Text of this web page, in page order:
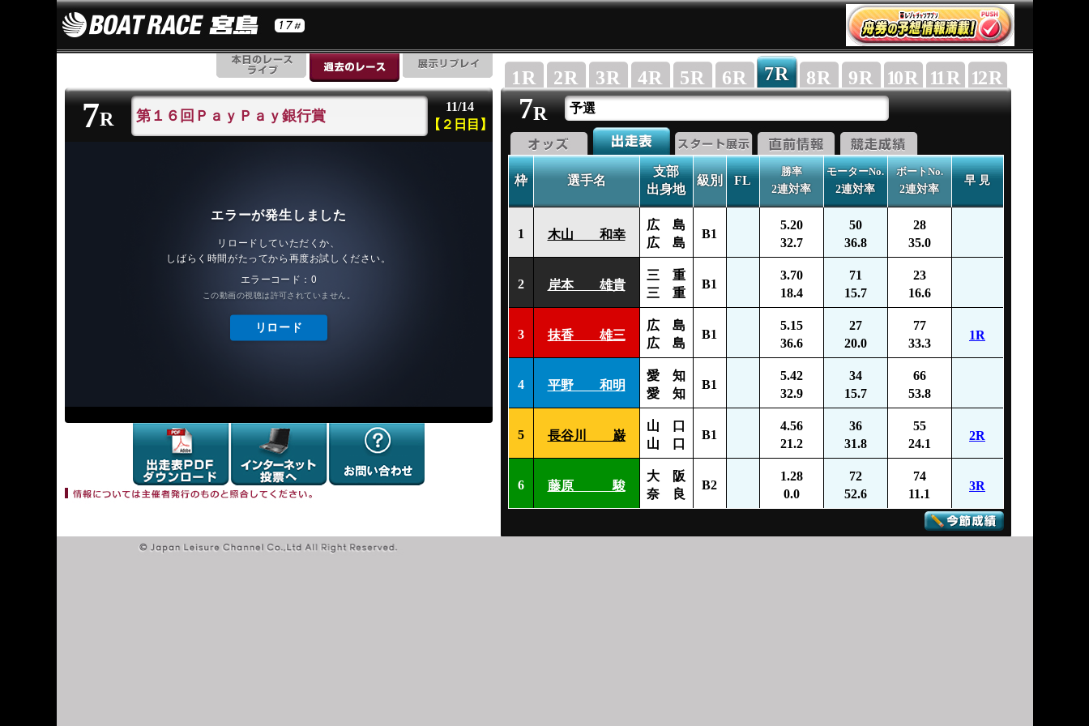
7 R 第１６回ＰａｙＰａｙ銀行賞
11/14
【２日目】
1R 2R 3R 4R 5R 6R 7R 8R 9R 10R 11R 12R
7R 予選
枠 選手名
支部
出身地
級別 FL
勝率
2連対率
モーターNo.
2連対率
ボートNo.
2連対率
早 見
1 木山 和幸
広 島
広 島
B1
5.20
32.7
50
36.8
28
35.0
2 岸本 雄貴
三 重
三 重
B1
3.70
18.4
71
15.7
23
16.6
3 抹香 雄三
広 島
広 島
B1
5.15
36.6
27
20.0
77
33.3
1R
4 平野 和明
愛 知
愛 知
B1
5.42
32.9
34
15.7
66
53.8
5 長谷川 巌
山 口
山 口
B1
4.56
21.2
36
31.8
55
24.1
2R
6 藤原 駿
大 阪
奈 良
B2
1.28
0.0
72
52.6
74
11.1
3R